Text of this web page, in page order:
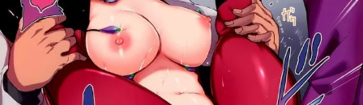
ค้นหา
สำหรับ: